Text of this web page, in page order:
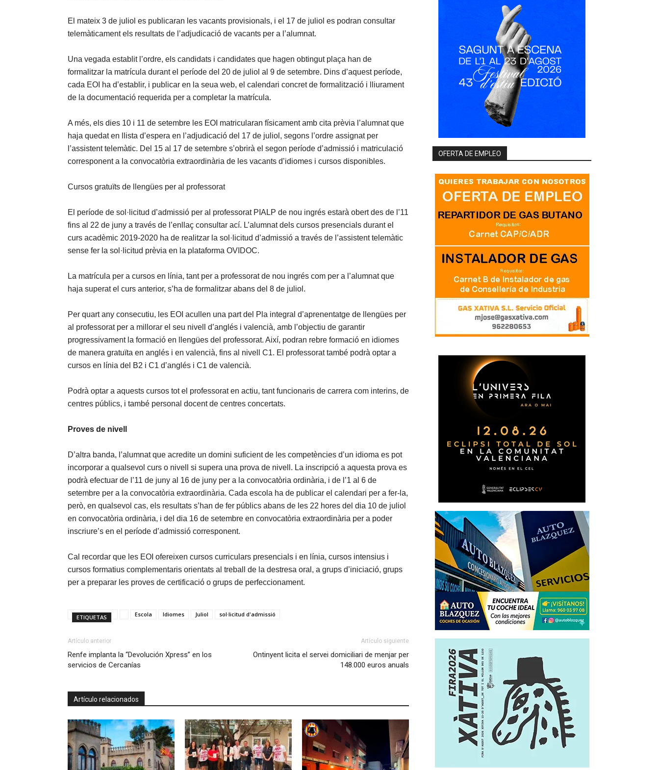
El mateix 3 de juliol es publicaran les vacants provisionals, i el 17 de juliol es podran consultar
telemàticament els resultats de l’adjudicació de vacants per a l’alumnat.
Una vegada establit l’ordre, els candidats i candidates que hagen obtingut plaça han de
formalitzar la matrícula durant el període del 20 de juliol al 9 de setembre. Dins d’aquest període,
cada EOI ha d’establir, i publicar en la seua web, el calendari concret de formalització i lliurament
de la documentació requerida per a completar la matrícula.
A més, els dies 10 i 11 de setembre les EOI matricularan físicament amb cita prèvia l’alumnat que
haja quedat en llista d’espera en l’adjudicació del 17 de juliol, segons l’ordre assignat per
l’assistent telemàtic. Del 15 al 17 de setembre s’obrirà el segon període d’admissió i matriculació
corresponent a la convocatòria extraordinària de les vacants d’idiomes i cursos disponibles.
Cursos gratuïts de llengües per al professorat
El període de sol·licitud d’admissió per al professorat PIALP de nou ingrés estarà obert des de l’11
fins al 22 de juny a través de l’enllaç consultar ací. L’alumnat dels cursos presencials durant el
curs acadèmic 2019-2020 ha de realitzar la sol·licitud d’admissió a través de l’assistent telemàtic
sense fer la sol·licitud prèvia en la plataforma OVIDOC.
La matrícula per a cursos en línia, tant per a professorat de nou ingrés com per a l’alumnat que
haja superat el curs anterior, s’ha de formalitzar abans del 8 de juliol.
Per quart any consecutiu, les EOI acullen una part del Pla integral d’aprenentatge de llengües per
al professorat per a millorar el seu nivell d’anglés i valencià, amb l’objectiu de garantir
progressivament la formació en llengües del professorat. Així, podran rebre formació en idiomes
de manera gratuïta en anglés i en valencià, fins al nivell C1. El professorat també podrà optar a
cursos en línia del B2 i C1 d’anglés i C1 de valencià.
Podrà optar a aquests cursos tot el professorat en actiu, tant funcionaris de carrera com interins, de
centres públics, i també personal docent de centres concertats.
Proves de nivell
D’altra banda, l’alumnat que acredite un domini suficient de les competències d’un idioma es pot
incorporar a qualsevol curs o nivell si supera una prova de nivell. La inscripció a aquesta prova es
podrà efectuar de l’11 de juny al 16 de juny per a la convocatòria ordinària, i de l’1 al 6 de
setembre per a la convocatòria extraordinària. Cada escola ha de publicar el calendari per a fer-la,
però, en qualsevol cas, els resultats s’han de fer públics abans de les 22 hores del dia 10 de juliol
en convocatòria ordinària, i del dia 16 de setembre en convocatòria extraordinària per a poder
inscriure’s en el període d’admissió corresponent.
Cal recordar que les EOI ofereixen cursos curriculars presencials i en línia, cursos intensius i
cursos formatius complementaris orientats al treball de la destresa oral, a grups d’iniciació, grups
per a preparar les proves de certificació o grups de perfeccionament.
ETIQUETAS Escola Idiomes Juliol sol·licitud d'admissió
Artículo anterior
Renfe implanta la “Devolución Xpress” en los
servicios de Cercanías
Artículo siguiente
Ontinyent licita el servei domiciliari de menjar per
148.000 euros anuals
Artículo relacionados
OFERTA DE EMPLEO